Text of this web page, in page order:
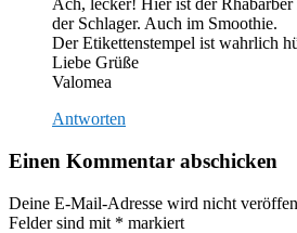
Ach, lecker! Hier ist der Rhabarber
der Schlager. Auch im Smoothie.
Der Etikettenstempel ist wahrlich
Liebe Grüße
Valomea
Antworten
Einen Kommentar abschicken
Deine E-Mail-Adresse wird nicht
Felder sind mit * markiert